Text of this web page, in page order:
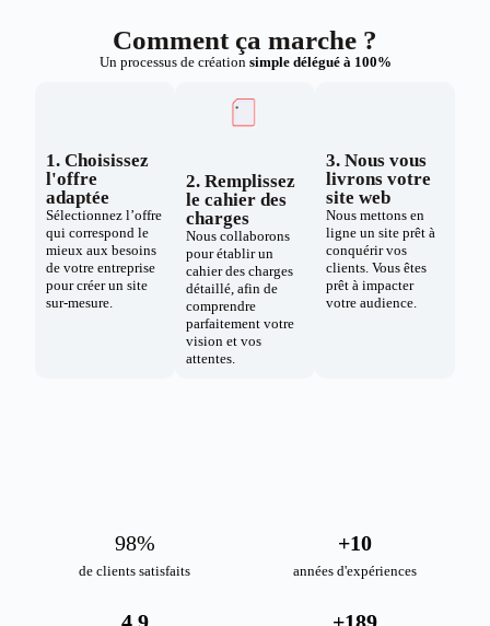
Comment ça marche ?
Un processus de création simple délégué à 100%
1. Choisissez
l'offre
adaptée
Sélectionnez l’offre
qui correspond le
mieux aux besoins
de votre entreprise
pour créer un site
sur-mesure.
2. Remplissez
le cahier des
charges
Nous collaborons
pour établir un
cahier des charges
détaillé, afin de
comprendre
parfaitement votre
vision et vos
attentes.
3. Nous vous
livrons votre
site web
Nous mettons en
ligne un site prêt à
conquérir vos
clients. Vous êtes
prêt à impacter
votre audience.
de clients satisfaits
98%
années d'expériences
+10